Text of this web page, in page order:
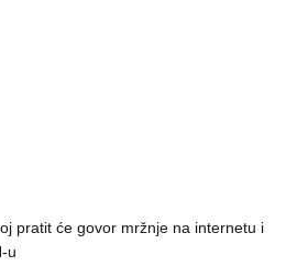
pratit će govor mržnje na internetu i
u